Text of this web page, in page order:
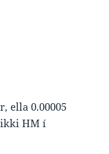
ella 0.00005
ikki HM í